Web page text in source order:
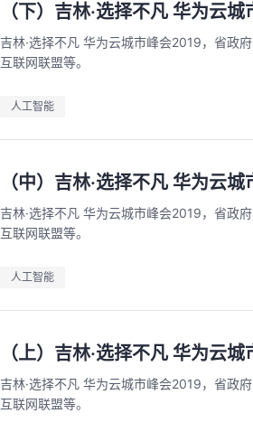
（下）吉林·选择不凡 华为云
吉林·选择不凡 华为云城市峰会2019，省政
互联网联盟等。
人工智能
（中）吉林·选择不凡 华为云
吉林·选择不凡 华为云城市峰会2019，省政
互联网联盟等。
人工智能
（上）吉林·选择不凡 华为云
吉林·选择不凡 华为云城市峰会2019，省政
互联网联盟等。